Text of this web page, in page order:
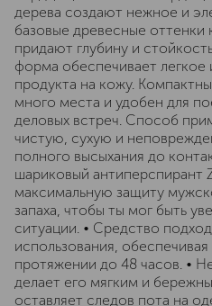
дерева создают нежное и
базовые древесные оттенки
придают глубину и
форма обеспечивает
продукта на кожу.
много места и удобен для
деловых встреч. Способ
чистую, сухую и
полного высыхания до
шариковый антиперспирант
максимальную защиту
запаха, чтобы ты мог быть
ситуации. • Средство
использования,
протяжении до 48 часов. •
делает его мягким и
оставляет следов пота на